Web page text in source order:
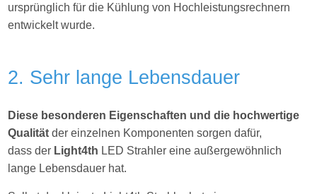
ursprünglich für die Kühlung von Hochleistungsrechnern
entwickelt wurde.
2. Sehr lange Lebensdauer
Diese besonderen Eigenschaften und die hochwertige
Qualität der einzelnen Komponenten sorgen dafür,
dass der Light4th LED Strahler eine außergewöhnlich
lange Lebensdauer hat.